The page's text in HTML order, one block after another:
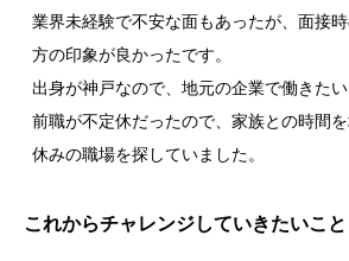
業界未経験で不安な面もあったが、面接
方の印象が良かったです。
出身が神戸なので、地元の企業で働きたい
前職が不定休だったので、家族との時間
休みの職場を探していました。
これからチャレンジしていきたいこと